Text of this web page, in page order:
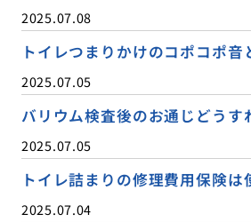
2025.07.08
トイレつまりかけのコポコポ音
2025.07.05
バリウム検査後のお通じどうす
2025.07.05
トイレ詰まりの修理費用保険は
2025.07.04